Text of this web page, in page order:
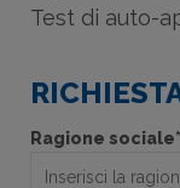
Test di auto-
Ragione sociale*